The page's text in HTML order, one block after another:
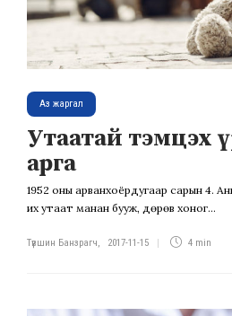
Аз жаргал
Утаатай тэмцэх
арга
1952 оны арванхоёрдугаар сарын 4.
их утаат манан бууж, дөрөв хоног...
Түвшин Банзрагч, 2017-11-15 4 min